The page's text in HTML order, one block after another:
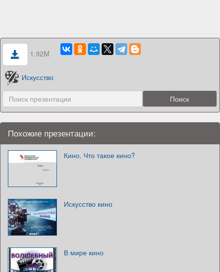
1.92M
Искусство
Похожие презентации:
Кино. Что такое кино?
Искусство кино
В мире кино